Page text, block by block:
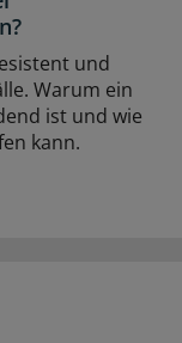
und
Warum ein
ist und wie
kann.